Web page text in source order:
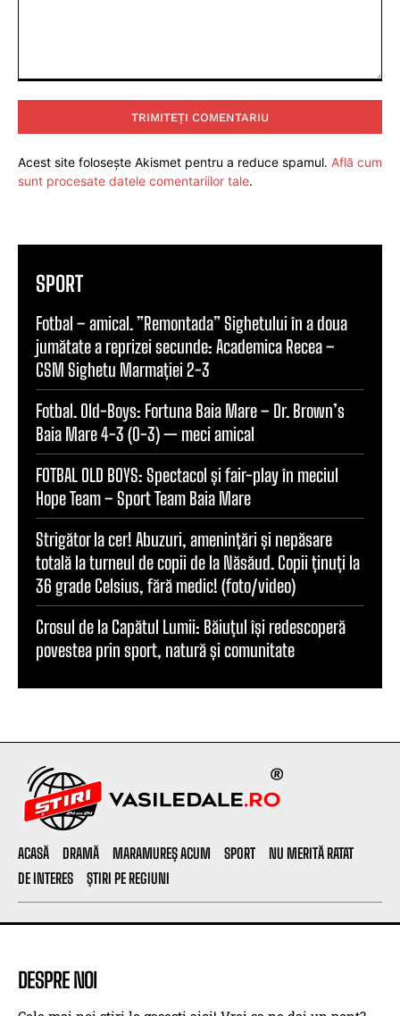
Acest site folosește Akismet pentru a reduce spamul. Află cum
sunt procesate datele comentariilor tale.
SPORT
Fotbal – amical. ”Remontada” Sighetului în a doua
jumătate a reprizei secunde: Academica Recea –
CSM Sighetu Marmației 2-3
Fotbal. Old-Boys: Fortuna Baia Mare – Dr. Brown’s
Baia Mare 4-3 (0-3) — meci amical
FOTBAL OLD BOYS: Spectacol și fair-play în meciul
Hope Team – Sport Team Baia Mare
Strigător la cer! Abuzuri, amenințări și nepăsare
totală la turneul de copii de la Năsăud. Copii ținuți la
36 grade Celsius, fără medic! (foto/video)
Crosul de la Capătul Lumii: Băiuțul își redescoperă
povestea prin sport, natură și comunitate
ACASĂ DRAMĂ MARAMUREȘ ACUM SPORT
NU MERITĂ RATAT
DE INTERES
ȘTIRI PE REGIUNI
DESPRE NOI